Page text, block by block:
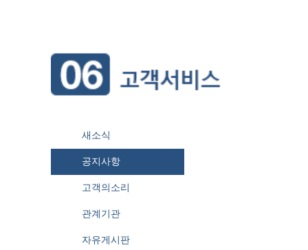
새소식
공지사항
고객의소리
관계기관
자유게시판